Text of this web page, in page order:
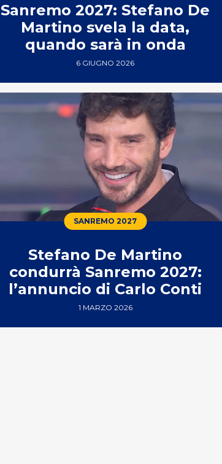
Sanremo 2027: Stefano De
Martino svela la data,
quando sarà in onda
6 GIUGNO 2026
SANREMO 2027
Stefano De Martino
condurrà Sanremo 2027:
l’annuncio di Carlo Conti
1 MARZO 2026